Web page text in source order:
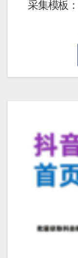
采集模板